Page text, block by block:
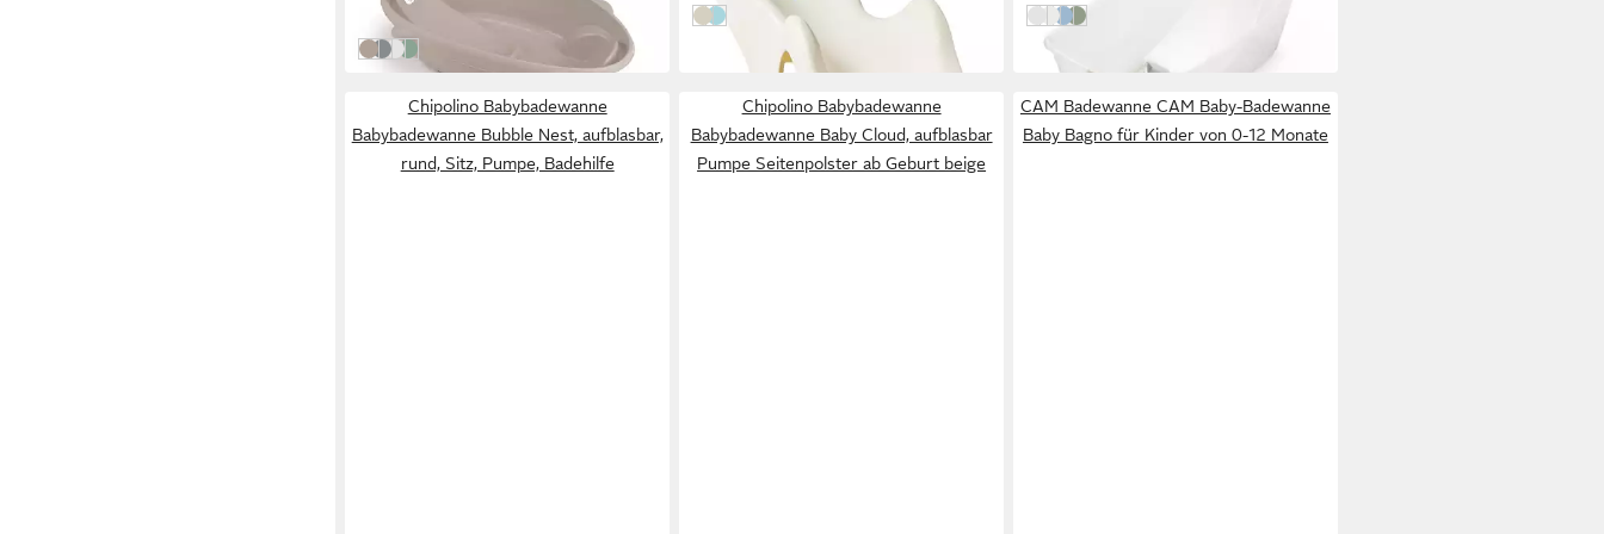
-42%
in 3-4 Werktagen bei dir
beige
grau
weiss
grün
beige gelb
hellblau Sandy Beige
White
Ocean Blue
Transparent Green
Chipolino Babybadewanne
Babybadewanne Bubble Nest, aufblasbar,
rund, Sitz, Pumpe, Badehilfe
Chipolino Babybadewanne
Babybadewanne Baby Cloud, aufblasbar
Pumpe Seitenpolster ab Geburt beige
CAM Badewanne CAM Baby-Badewanne
Baby Bagno für Kinder von 0-12 Monate